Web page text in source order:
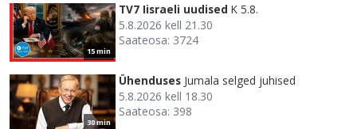
15 min
TV7 Iisraeli uudised K 5.8.
5.8.2026 kell 21.30
Saateosa: 3724
30 min
Ühenduses Jumala selged juhised
5.8.2026 kell 18.30
Saateosa: 398